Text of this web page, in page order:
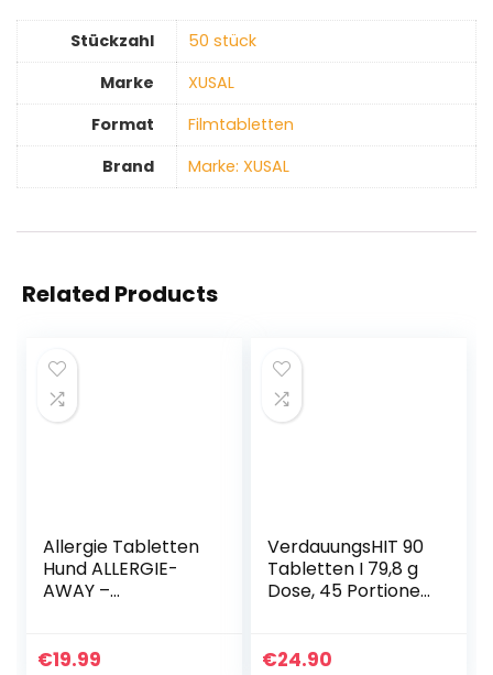
Stückzahl
‎50 stück
Marke
‎XUSAL
Format
‎Filmtabletten
Brand
Marke: XUSAL
Related Products
Allergie Tabletten
Hund ALLERGIE-
AWAY –
Bierhefe &
€19.99
VerdauungsHIT 90
Tabletten I 79,8 g
Dose, 45 Portionen
Enzyme,
€24.90